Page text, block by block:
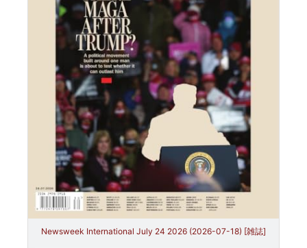
Newsweek International July 24 2026 (2026-07-18) [雑誌]